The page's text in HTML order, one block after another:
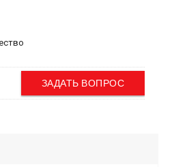
ЗАДАТЬ ВОПРОС